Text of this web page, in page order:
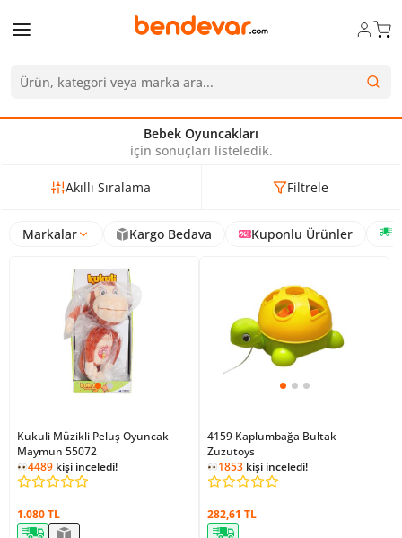
Bebek Oyuncakları
için sonuçları listeledik.
Akıllı Sıralama Filtrele
Markalar Kargo Bedava Kuponlu Ürünler
Kukuli Müzikli Peluş Oyuncak
Maymun 55072
4489 kişi inceledi!
1.080 TL
4159 Kaplumbağa Bultak -
Zuzutoys
1853 kişi inceledi!
282,61 TL